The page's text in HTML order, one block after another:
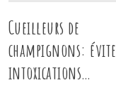
Cueilleurs de
champignons:
intoxications…